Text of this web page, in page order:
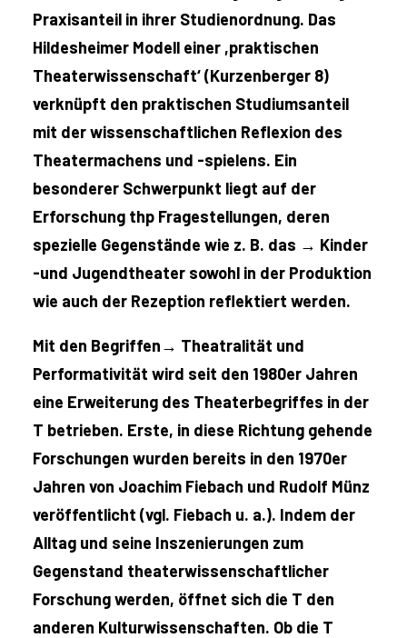
Praxisanteil in ihrer Studienordnung. Das
Hildesheimer Modell einer ,praktischen
Theaterwissenschaft‘ (Kurzenberger 8)
verknüpft den praktischen Studiumsanteil
mit der wissenschaftlichen Reflexion des
Theatermachens und -spielens. Ein
besonderer Schwerpunkt liegt auf der
Erforschung thp Fragestellungen, deren
spezielle Gegenstände wie z. B. das → Kinder
-und Jugendtheater sowohl in der Produktion
wie auch der Rezeption reflektiert werden.
Mit den Begriffen→ Theatralität und
Performativität wird seit den 1980er Jahren
eine Erweiterung des Theaterbegriffes in der
T betrieben. Erste, in diese Richtung gehende
Forschungen wurden bereits in den 1970er
Jahren von Joachim Fiebach und Rudolf Münz
veröffentlicht (vgl. Fiebach u. a.). Indem der
Alltag und seine Inszenierungen zum
Gegenstand theaterwissenschaftlicher
Forschung werden, öffnet sich die T den
anderen Kulturwissenschaften. Ob die T